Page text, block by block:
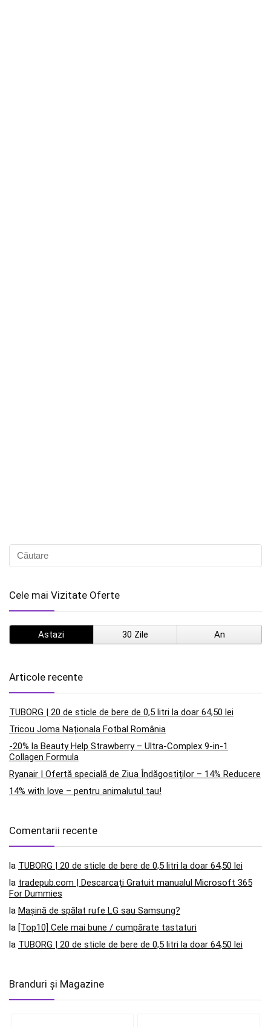
Cele mai Vizitate Oferte
Astazi 30 Zile An
Articole recente
TUBORG | 20 de sticle de bere de 0,5 litri la doar 64,50 lei
Tricou Joma Naționala Fotbal România
-20% la Beauty Help Strawberry – Ultra-Complex 9-in-1
Collagen Formula
Ryanair | Ofertă specială de Ziua Îndăgostiților – 14% Reducere
14% with love – pentru animalutul tau!
Comentarii recente
la TUBORG | 20 de sticle de bere de 0,5 litri la doar 64,50 lei
la tradepub.com | Descarcați Gratuit manualul Microsoft 365
For Dummies
la Mașină de spălat rufe LG sau Samsung?
la [Top10] Cele mai bune / cumpărate tastaturi
la TUBORG | 20 de sticle de bere de 0,5 litri la doar 64,50 lei
Branduri și Magazine